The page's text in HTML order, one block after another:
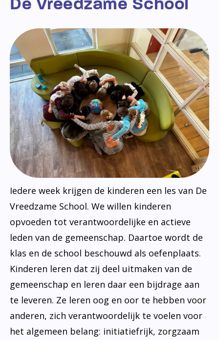
Iedere week krijgen de kinderen een les van De
Vreedzame School. We willen kinderen
opvoeden tot verantwoordelijke en actieve
leden van de gemeenschap. Daartoe wordt de
klas en de school beschouwd als oefenplaats.
Kinderen leren dat zij deel uitmaken van de
gemeenschap en leren daar een bijdrage aan
te leveren. Ze leren oog en oor te hebben voor
anderen, zich verantwoordelijk te voelen voor
het algemeen belang: initiatiefrijk, zorgzaam